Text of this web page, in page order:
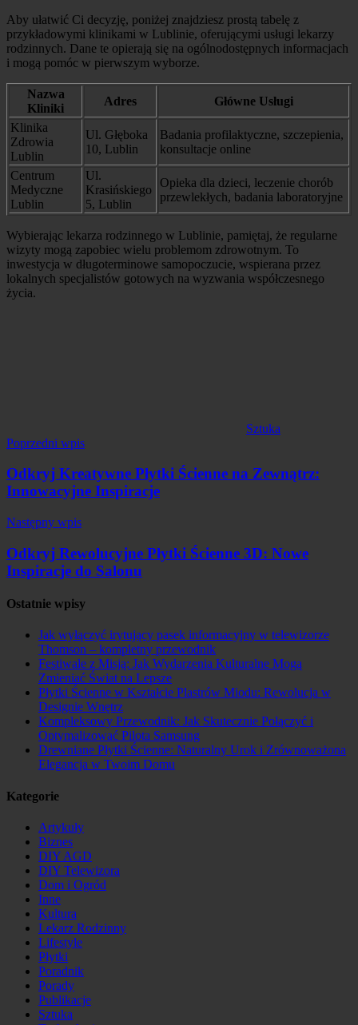
Aby ułatwić Ci decyzję, poniżej znajdziesz prostą tabelę z
przykładowymi klinikami w Lublinie, oferującymi usługi lekarzy
rodzinnych. Dane te opierają się na ogólnodostępnych informacjach
i mogą pomóc w pierwszym wyborze.
Nazwa
Kliniki
Adres
Główne Usługi
Klinika
Zdrowia
Lublin
Ul. Głęboka
10, Lublin
Badania profilaktyczne, szczepienia,
konsultacje online
Centrum
Medyczne
Lublin
Ul.
Krasińskiego
5, Lublin
Opieka dla dzieci, leczenie chorób
przewlekłych, badania laboratoryjne
Wybierając lekarza rodzinnego w Lublinie, pamiętaj, że regularne
wizyty mogą zapobiec wielu problemom zdrowotnym. To
inwestycja w długoterminowe samopoczucie, wspierana przez
lokalnych specjalistów gotowych na wyzwania współczesnego
życia.
Sztuka
Nawigacja
wpisu
Poprzedni wpis
Odkryj Kreatywne Płytki Ścienne na Zewnątrz:
Innowacyjne Inspiracje
Następny wpis
Odkryj Rewolucyjne Płytki Ścienne 3D: Nowe
Inspiracje do Salonu
Ostatnie wpisy
Jak wyłączyć irytujący pasek informacyjny w telewizorze
Thomson – kompletny przewodnik
Festiwale z Misją: Jak Wydarzenia Kulturalne Mogą
Zmieniać Świat na Lepsze
Płytki Ścienne w Kształcie Plastrów Miodu: Rewolucja w
Designie Wnętrz
Kompleksowy Przewodnik: Jak Skutecznie Połączyć i
Optymalizować Pilota Samsung
Drewniane Płytki Ścienne: Naturalny Urok i Zrównoważona
Elegancja w Twoim Domu
Kategorie
Artykuły
Biznes
DIY AGD
DIY Telewizora
Dom i Ogród
Inne
Kultura
Lekarz Rodzinny
Lifestyle
Płytki
Poradnik
Porady
Publikacje
Sztuka